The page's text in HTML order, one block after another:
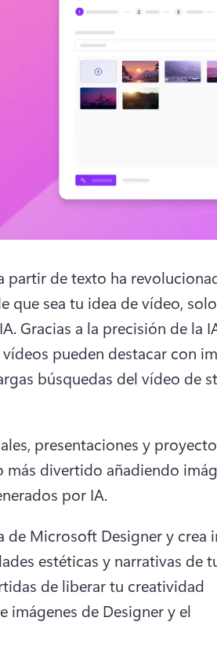
partir de texto ha
que sea tu idea de vídeo, solo
Gracias a la precisión de la
pueden destacar con
búsquedas del vídeo de
presentaciones y
más divertido añadiendo
por IA.
de Microsoft Designer y crea
de liberar tu creatividad
imágenes de Designer y el